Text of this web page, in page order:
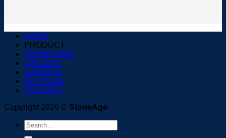
HOME
PRODUCT
PROMOTION
GALLERY
CATALOG
ARTICLES
CONTACT
Copyright 2026 © StoneAge
Search
for: